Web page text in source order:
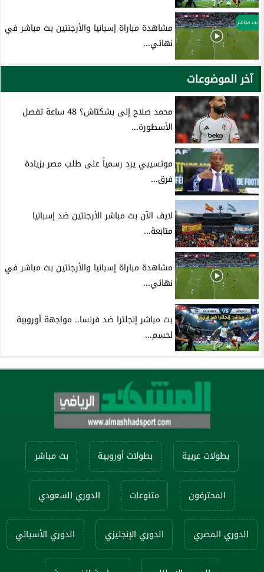
بث مباشر
مشاهدة مباراة إسبانيا والأرجنتين بث مباشر في
نهائي...
آخر الموضوعات
محمد صلاح إلى بشكتاش؟ 48 ساعة تفصل
الأسطورة...
موتسيبي يرد رسمياً على طلب مصر بزيادة
فرق...
لايف الآن بث مباشر الأرجنتين ضد إسبانيا
متابعة...
مشاهدة مباراة إسبانيا والأرجنتين بث مباشر في
نهائي...
بث مباشر إنجلترا ضد فرنسا.. مواجهة أوروبية
لحسم...
بطولات عربية بطولات أوروبية بث مباشر
المحترفون متنوعات الدوري السعودي
الدوري المصري الدوري الإنجليزي الدوري الأسباني